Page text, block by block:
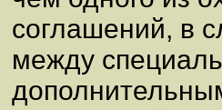
соглашений, в
между